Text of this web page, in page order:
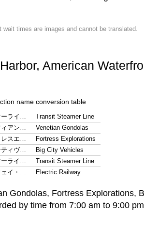
times are images and cannot be translated.
American
name conversion table
ーライ…
Transit Steamer Line
ィアン…
Venetian Gondolas
レスエ…
Fortress Explorations
ティヴ…
Big City Vehicles
ーライ…
Transit Steamer Line
ェイ・…
Electric Railway